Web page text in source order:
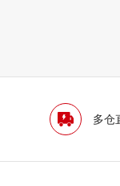
多仓